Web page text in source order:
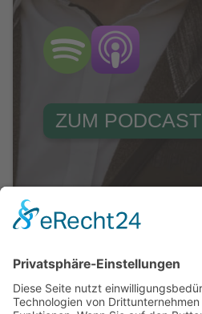
ZUM PODCAST